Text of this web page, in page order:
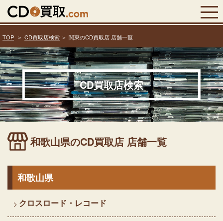
TOP CD買取店検索 関東のCD買取店 店舗一覧
CD買取店検索
和歌山県のCD買取店 店舗一覧
和歌山県
クロスロード・レコード